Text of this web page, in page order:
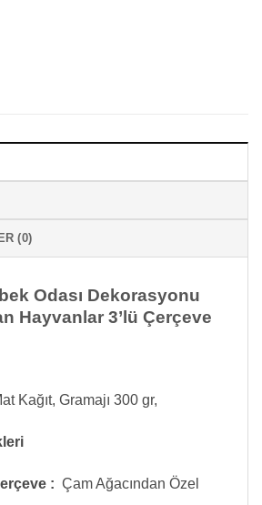
(0)
Odası Dekorasyonu
Hayvanlar 3’lü Çerçeve
Kağıt, Gramajı 300 gr,
: Çam Ağacından Özel